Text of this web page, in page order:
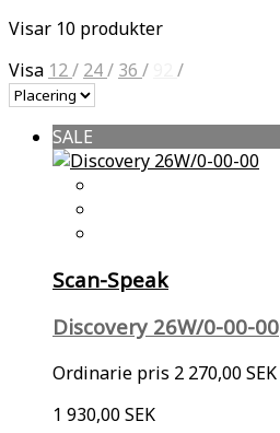
Visar 10 produkter
Visa 12/ 24/ 36 / /
SALE
Scan-Speak
Discovery 26W/0-00-00
Ordinarie pris 2 270,00 SEK
1 930,00 SEK